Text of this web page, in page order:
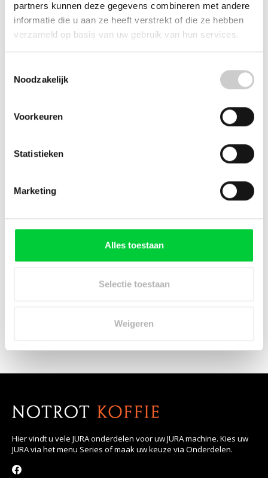
partners kunnen deze gegevens combineren met andere
informatie die u aan ze heeft verstrekt of die ze hebben
verzameld op basis van uw gebruik van hun services.
Noodzakelijk
Voorkeuren
Statistieken
Marketing
Alles toestaan
Selectie toestaan
Weigeren
Leveringsomvang:
1 x siliconenslang 21 cm of 1 mtr (keuze maken)
Afmetingen: • Buiten-Ø: 8,2 mm • Binnen-Ø: 4,2 mm •
Hier vindt u vele JURA onderdelen voor uw JURA machine. Kies uw
JURA via het menu Series of maak uw keuze via Onderdelen.